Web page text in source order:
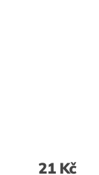
21 Kč